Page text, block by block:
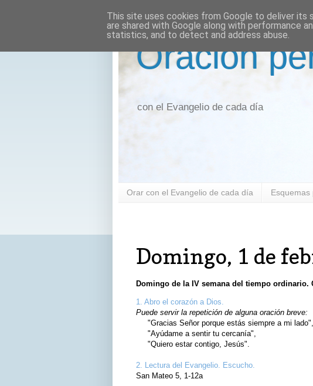
Oración
con el Evangelio de cada día
Orar con el Evangelio de cada día
Domingo, 1 de
Domingo de la IV semana del tiempo ordinario.
1. Abro el corazón a Dios.
Puede servir la repetición de alguna oración breve:
"Gracias Señor porque estás siempre a mi lado",
"Ayúdame a sentir tu cercanía",
"Quiero estar contigo, Jesús".
2. Lectura del Evangelio. Escucho.
San Mateo 5, 1-12a
This site uses cookies from Google to deliver its
are shared with Google along with performance
statistics, and to detect and address abuse.